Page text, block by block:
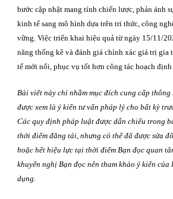
bước cập nhật mang tính chiến lược, phản ánh
kinh tế sang mô hình dựa trên tri thức, công
vững. Việc triển khai hiệu quả từ ngày 15/11/
năng thống kê và đánh giá chính xác giá trị gia
tế mới nổi, phục vụ tốt hơn công tác hoạch định
Bài viết này chỉ nhằm mục đích cung cấp
được xem là ý kiến tư vấn pháp lý cho bất kỳ
Các quy định pháp luật được dẫn chiếu trong
thời điểm đăng tải, nhưng có thể đã được sửa
hoặc hết hiệu lực tại thời điểm Bạn đọc quan
khuyến nghị Bạn đọc nên tham khảo ý kiến
dụng.